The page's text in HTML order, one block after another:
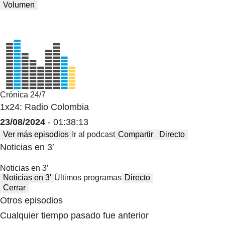
Volumen
Crónica 24/7
1x24: Radio Colombia
23/08/2024 - 01:38:13
Ver más episodios Ir al podcast Compartir Directo
Noticias en 3′
Noticias en 3′
Noticias en 3′ Últimos programas Directo
Cerrar
Otros episodios
Cualquier tiempo pasado fue anterior